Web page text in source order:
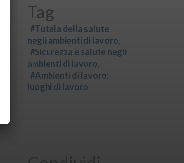
Tag
#Tutela della salute
negli ambienti di lavoro
#Sicurezza e salute negli
ambienti di lavoro
#Ambienti di lavoro:
luoghi di lavoro